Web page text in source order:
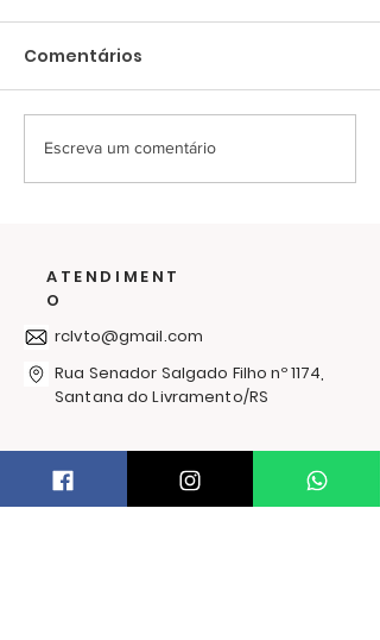
Campanha de
Materiais Escolares
compromisso com a
Comentários
Escreva um comentário
ATENDIMENT
O
rclvto@gmail.com
Rua Senador Salgado Filho nº 1174,
Santana do Livramento/RS
PRECISA DE AJUDA?